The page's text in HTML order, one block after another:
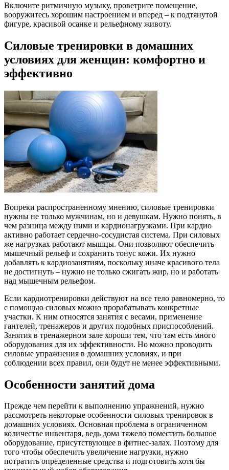
Включите ритмичную музыку, проветрите помещение,
вооружитесь хорошим настроением и вперед – к подтянутой
фигуре, красивой осанке и рельефному животу.
Силовые тренировки в домашних
условиях для женщин: комфортно и
эффективно
Вопреки распространенному мнению, силовые тренировки
нужны не только мужчинам, но и девушкам. Нужно понять, в
чем разница между ними и кардионагрузками. При кардио
активно работает сердечно-сосудистая система. При силовых
же нагрузках работают мышцы. Они позволяют обеспечить
мышечный рельеф и сохранить тонус кожи. Их нужно
добавлять к кардиозанятиям, поскольку иначе красивого тела
не достигнуть – нужно не только сжигать жир, но и работать
над мышечным рельефом.
Если кардиотренировки действуют на все тело равномерно, то
с помощью силовых можно прорабатывать конкретные
участки. К ним относятся занятия с весами, применение
гантелей, тренажеров и других подобных приспособлений.
Занятия в тренажерном зале хороши тем, что там есть много
оборудования для их эффективности. Но можно проводить
силовые упражнения в домашних условиях, и при
соблюдении всех правил, они будут не менее эффективными.
Особенности занятий дома
Прежде чем перейти к выполнению упражнений, нужно
рассмотреть некоторые особенности силовых тренировок в
домашних условиях. Основная проблема в ограниченном
количестве инвентаря, ведь дома тяжело поместить большое
оборудование, присутствующее в фитнес-залах. Поэтому для
того чтобы обеспечить увеличение нагрузки, нужно
потратить определенные средства и подготовить хотя бы